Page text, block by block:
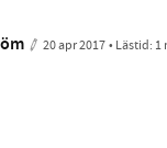
20 apr 2017 • Lästid: 1